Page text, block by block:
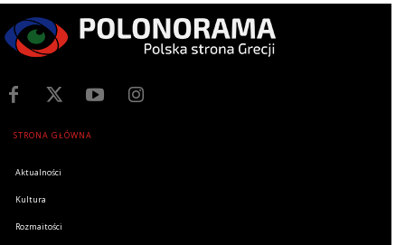
STRONA GŁÓWNA
Aktualności
Kultura
Rozmaitości